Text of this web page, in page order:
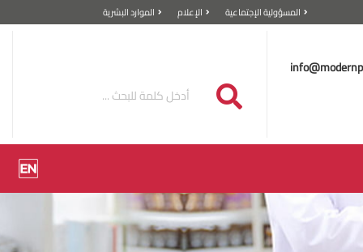
المسؤولية الإجتماعية الإعلام الموارد البشرية